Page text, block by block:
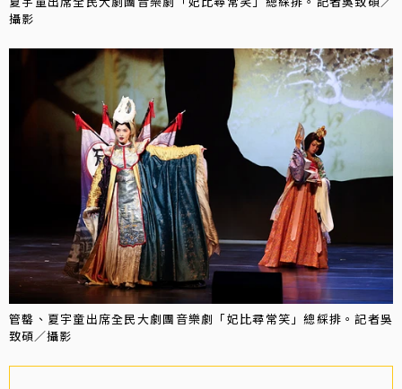
攝影
管罄、夏宇童出席全民大劇團音樂劇「妃比尋常笑」總綵排。記者吳
致碩／攝影